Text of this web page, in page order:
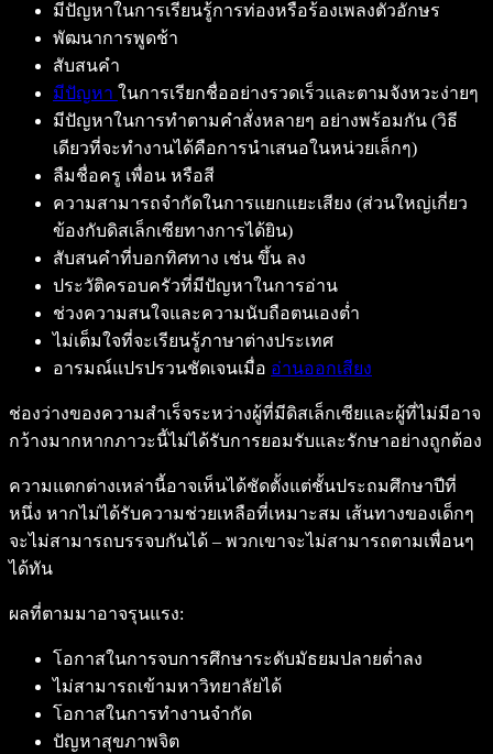
มีปัญหาในการเรียนรู้การท่องหรือร้องเพลงตัวอักษร
พัฒนาการพูดช้า
สับสนคำ
มีปัญหา ในการเรียกชื่ออย่างรวดเร็วและตามจังหวะง่ายๆ
มีปัญหาในการทำตามคำสั่งหลายๆ อย่างพร้อมกัน (วิธี
เดียวที่จะทำงานได้คือการนำเสนอในหน่วยเล็กๆ)
ลืมชื่อครู เพื่อน หรือสี
ความสามารถจำกัดในการแยกแยะเสียง (ส่วนใหญ่เกี่ยว
ข้องกับดิสเล็กเซียทางการได้ยิน)
สับสนคำที่บอกทิศทาง เช่น ขึ้น ลง
ประวัติครอบครัวที่มีปัญหาในการอ่าน
ช่วงความสนใจและความนับถือตนเองต่ำ
ไม่เต็มใจที่จะเรียนรู้ภาษาต่างประเทศ
อารมณ์แปรปรวนชัดเจนเมื่อ อ่านออกเสียง
ช่องว่างของความสำเร็จระหว่างผู้ที่มีดิสเล็กเซียและผู้ที่ไม่มีอาจ
กว้างมากหากภาวะนี้ไม่ได้รับการยอมรับและรักษาอย่างถูกต้อง
ความแตกต่างเหล่านี้อาจเห็นได้ชัดตั้งแต่ชั้นประถมศึกษาปีที่
หนึ่ง หากไม่ได้รับความช่วยเหลือที่เหมาะสม เส้นทางของเด็กๆ
จะไม่สามารถบรรจบกันได้ – พวกเขาจะไม่สามารถตามเพื่อนๆ
ได้ทัน
ผลที่ตามมาอาจรุนแรง:
โอกาสในการจบการศึกษาระดับมัธยมปลายต่ำลง
ไม่สามารถเข้ามหาวิทยาลัยได้
โอกาสในการทำงานจำกัด
ปัญหาสุขภาพจิต